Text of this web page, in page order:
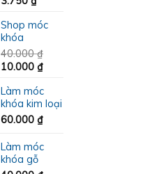
là:
4.000 ₫.
tại
3.750 ₫.
Shop móc
khóa
40.000₫
Giá
là:
40.000 ₫.
10.000 ₫Giá
tại
là:
10.000 ₫.
Làm móc
khóa kim loại
60.000 ₫
Làm móc
khóa gỗ